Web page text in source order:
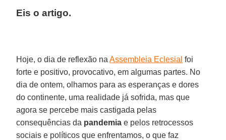
Eis o artigo.
Hoje, o dia de reflexão naAssembleia Eclesial foi
forte e positivo, provocativo, em algumas partes. No
dia de ontem, olhamos para as esperanças e dores
do continente, uma realidade já sofrida, mas que
agora se percebe mais castigada pelas
consequências da pandemia e pelos retrocessos
sociais e políticos que enfrentamos, o que faz